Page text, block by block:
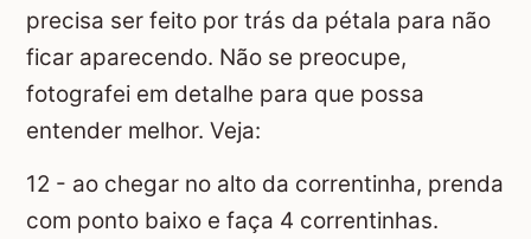
precisa ser feito por trás da pétala para não
ficar aparecendo. Não se preocupe,
fotografei em detalhe para que possa
entender melhor. Veja:
12 - ao chegar no alto da correntinha, prenda
com ponto baixo e faça 4 correntinhas.